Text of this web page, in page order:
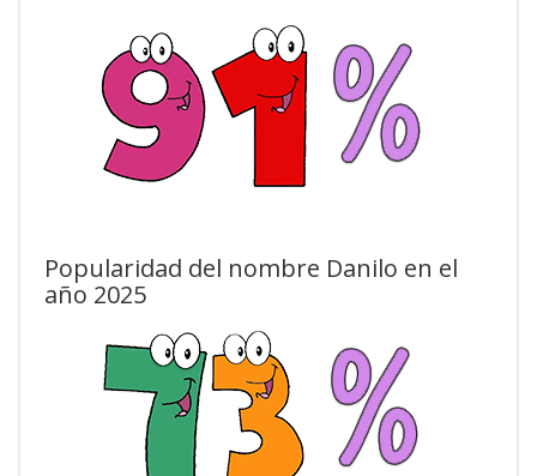
Popularidad del nombre Danilo en el
año 2025